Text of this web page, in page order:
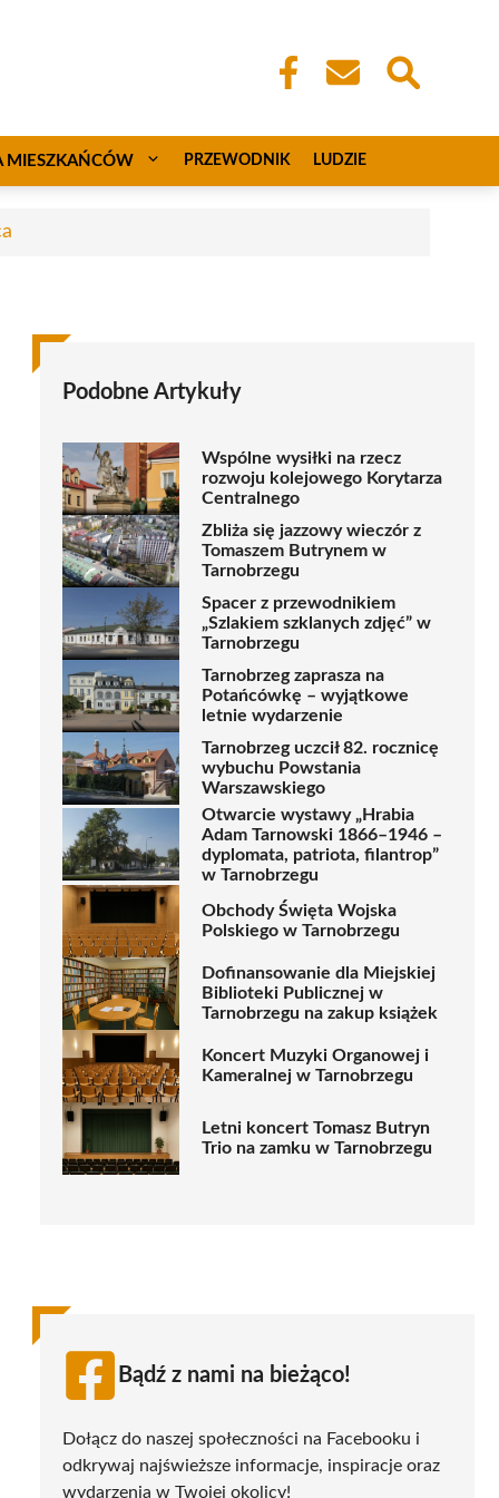
MIESZKAŃCÓW PRZEWODNIK LUDZIE
Podobne Artykuły
Wspólne wysiłki na rzecz
rozwoju kolejowego Korytarza
Centralnego
Zbliża się jazzowy wieczór z
Tomaszem Butrynem w
Tarnobrzegu
Spacer z przewodnikiem
„Szlakiem szklanych zdjęć” w
Tarnobrzegu
Tarnobrzeg zaprasza na
Potańcówkę – wyjątkowe
letnie wydarzenie
Tarnobrzeg uczcił 82. rocznicę
wybuchu Powstania
Warszawskiego
Otwarcie wystawy „Hrabia
Adam Tarnowski 1866–1946 –
dyplomata, patriota, filantrop”
w Tarnobrzegu
Obchody Święta Wojska
Polskiego w Tarnobrzegu
Dofinansowanie dla Miejskiej
Biblioteki Publicznej w
Tarnobrzegu na zakup książek
Koncert Muzyki Organowej i
Kameralnej w Tarnobrzegu
Letni koncert Tomasz Butryn
Trio na zamku w Tarnobrzegu
Bądź z nami na bieżąco!
Dołącz do naszej społeczności na Facebooku i
odkrywaj najświeższe informacje, inspiracje oraz
wydarzenia w Twojej okolicy!